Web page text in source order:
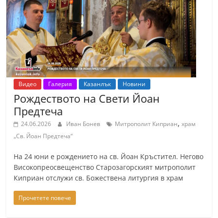
т
К
а
з
а
н
л
ъ
к
б
л
с
Видео Галерия Казанлък Новини
Рождеството на Свети Йоан
Предтеча
24.06.2026 Иван Бонев Митрополит Киприан,храм
„Св. Йоан Предтеча“
На 24 юни е рождението на св. Йоан Кръстител. Негово
Високопреосвещенство Старозагорският митрополит
Киприан отслужи св. Божествена литургия в храм
Прочетете повече